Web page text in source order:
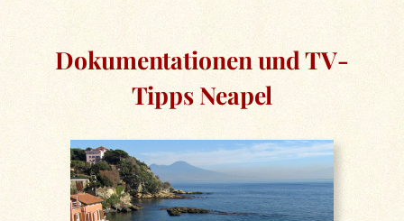
Dokumentationen und TV-
Tipps Neapel